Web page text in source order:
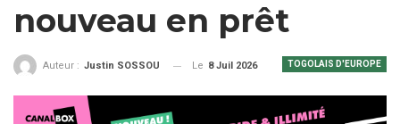
nouveau en prêt
TOGOLAIS D'EUROPE
Auteur : Justin SOSSOU Le 8 Juil 2026